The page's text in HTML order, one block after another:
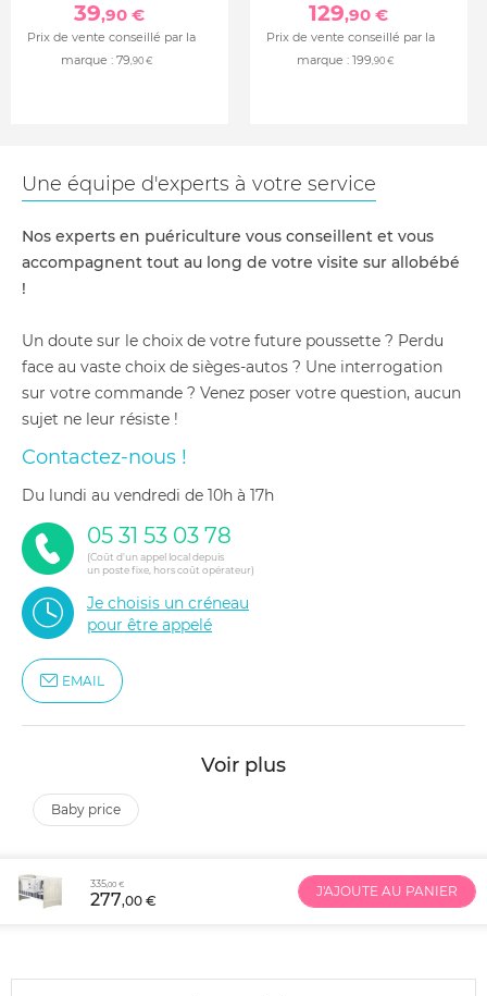
39,90 €
Prix de vente conseillé par la
marque : 79,90 €
129,90 €
Prix de vente conseillé par la
marque : 199,90 €
Une équipe d'experts à votre service
Nos experts en puériculture vous conseillent et vous
accompagnent tout au long de votre visite sur allobébé
!
Un doute sur le choix de votre future poussette ? Perdu
face au vaste choix de sièges-autos ? Une interrogation
sur votre commande ? Venez poser votre question, aucun
sujet ne leur résiste !
Contactez-nous !
du lundi au vendredi de 10h à 17h
05 31 53 03 78
(Coût d'un appel local depuis
un poste fixe, hors coût opérateur)
Je choisis un créneau
pour être appelé
EMAIL
Voir plus
baby price
335,00 €
277,00 €
J'AJOUTE AU PANIER